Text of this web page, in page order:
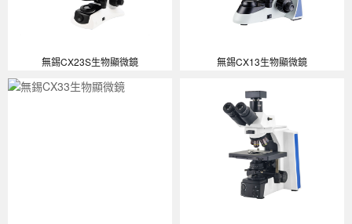
無錫CX23S生物顯微鏡 無錫CX13生物顯微鏡